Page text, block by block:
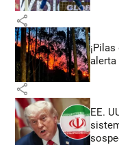
share
alerta
share
EE.